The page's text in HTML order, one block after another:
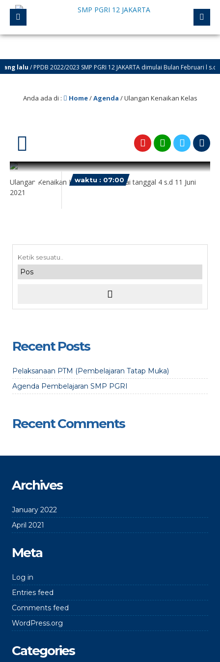
lalu/ PPDB 2022/2023 SMP PGRI 12 JAKARTA dimulai Bulan Februari l s.d.
Anda ada di : Home/Agenda /Ulangan Kenaikan Kelas
4 waktu : 07:00
Ulangan Kenaikan Kelas 7 dan 8 mulai tanggal 4 s.d 11 Juni
2021
Recent Posts
Pelaksanaan PTM (Pembelajaran Tatap Muka)
Agenda Pembelajaran SMP PGRI
Recent Comments
Archives
January 2022
April 2021
Meta
Log in
Entries feed
Comments feed
WordPress.org
Categories